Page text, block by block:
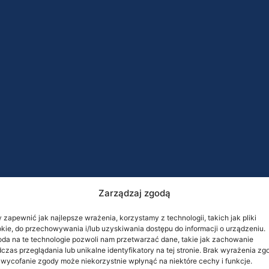
Zarządzaj zgodą
zapewnić jak najlepsze wrażenia, korzystamy z technologii, takich jak pliki
do przechowywania i/lub uzyskiwania dostępu do informacji o urządzeniu.
na te technologie pozwoli nam przetwarzać dane, takie jak zachowanie
przeglądania lub unikalne identyfikatory na tej stronie. Brak wyrażenia
wycofanie zgody może niekorzystnie wpłynąć na niektóre cechy i funkcje.